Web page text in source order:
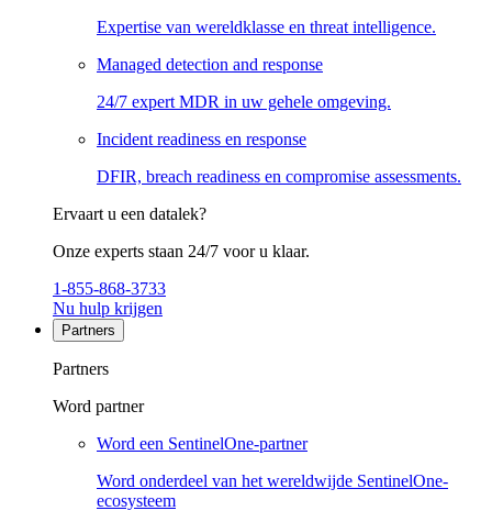
Expertise van wereldklasse en threat intelligence.
Managed detection and response
24/7 expert MDR in uw gehele omgeving.
Incident readiness en response
DFIR, breach readiness en compromise assessments.
Ervaart u een datalek?
Onze experts staan 24/7 voor u klaar.
1-855-868-3733
Nu hulp krijgen
Partners
Partners
Word partner
Word een SentinelOne-partner
Word onderdeel van het wereldwijde SentinelOne-
ecosysteem